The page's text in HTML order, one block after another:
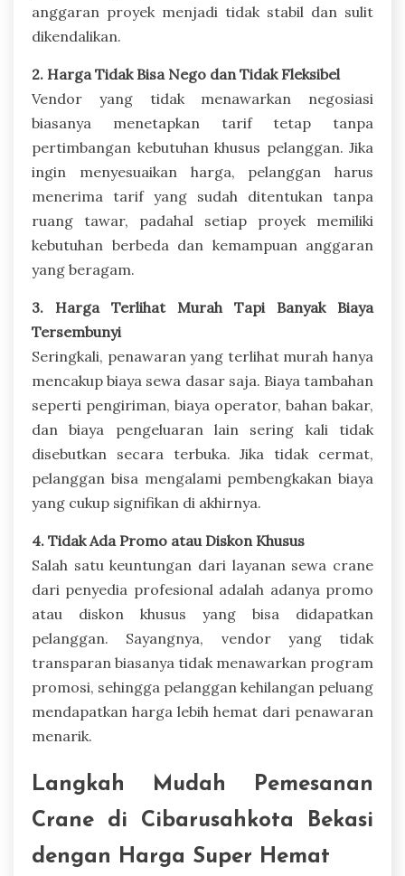
anggaran proyek menjadi tidak stabil dan sulit
dikendalikan.
2. Harga Tidak Bisa Nego dan Tidak Fleksibel
Vendor yang tidak menawarkan negosiasi
biasanya menetapkan tarif tetap tanpa
pertimbangan kebutuhan khusus pelanggan. Jika
ingin menyesuaikan harga, pelanggan harus
menerima tarif yang sudah ditentukan tanpa
ruang tawar, padahal setiap proyek memiliki
kebutuhan berbeda dan kemampuan anggaran
yang beragam.
3. Harga Terlihat Murah Tapi Banyak Biaya
Tersembunyi
Seringkali, penawaran yang terlihat murah hanya
mencakup biaya sewa dasar saja. Biaya tambahan
seperti pengiriman, biaya operator, bahan bakar,
dan biaya pengeluaran lain sering kali tidak
disebutkan secara terbuka. Jika tidak cermat,
pelanggan bisa mengalami pembengkakan biaya
yang cukup signifikan di akhirnya.
4. Tidak Ada Promo atau Diskon Khusus
Salah satu keuntungan dari layanan sewa crane
dari penyedia profesional adalah adanya promo
atau diskon khusus yang bisa didapatkan
pelanggan. Sayangnya, vendor yang tidak
transparan biasanya tidak menawarkan program
promosi, sehingga pelanggan kehilangan peluang
mendapatkan harga lebih hemat dari penawaran
menarik.
Langkah Mudah Pemesanan
Crane di Cibarusahkota Bekasi
dengan Harga Super Hemat